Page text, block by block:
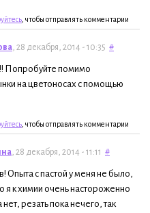
, чтобы отправлять комментарии
, 28 декабря, 2014 - 10:35 #
Попробуйте помимо
на цветоносах с помощью
, чтобы отправлять комментарии
, 28 декабря, 2014 - 11:11 #
Опыта с пастой у меня не было,
я к химии очень настороженно
резать пока нечего, так